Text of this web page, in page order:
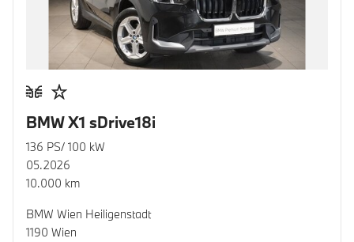
BMW X1 sDrive18i
136 PS/ 100 kW
05.2026
10.000 km
BMW Wien Heiligenstadt
1190 Wien